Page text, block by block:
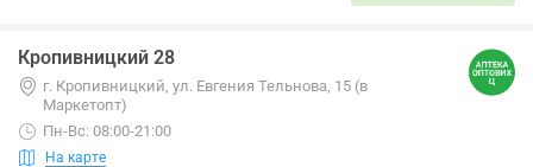
Кропивницкий 28
г. Кропивницкий, ул. Евгения Тельнова, 15 (в
Маркетопт)
Пн-Вс: 08:00-21:00
На карте